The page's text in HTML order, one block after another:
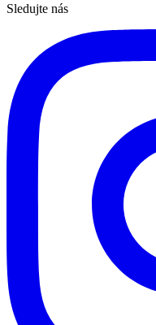
Sledujte nás